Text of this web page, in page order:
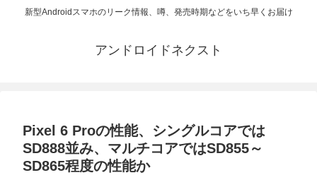
新型Androidスマホのリーク情報、噂、発売時期などをいち早くお届け
アンドロイドネクスト
Pixel 6 Proの性能、シングルコアでは
SD888並み、マルチコアではSD855～
SD865程度の性能か